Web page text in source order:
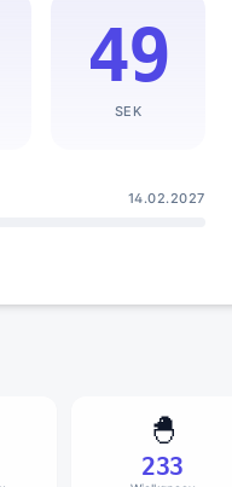
49
SEK
14.02.2027
🐣
233